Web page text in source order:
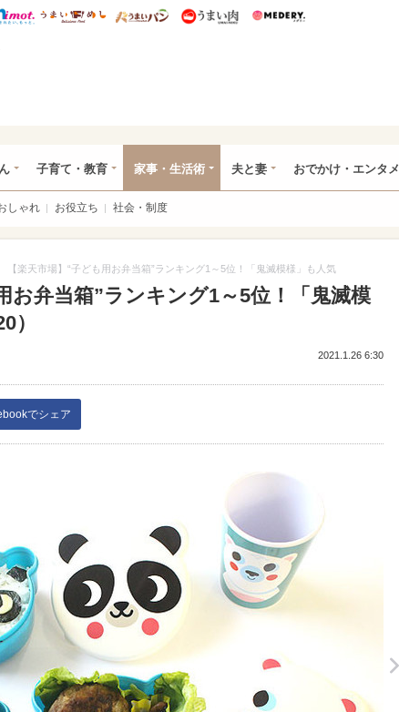
ぴあ総研 ディズニー特集
mimot. うまいめし うまいパン うまい肉
子育て・教育 家事・生活術 夫と妻 おでかけ・エンタメ
しゃれ お役立ち 社会・制度
【楽天市場】“子ども用お弁当箱”ランキング1～5位！「鬼滅模様」も人気
お弁当箱”ランキング1～5位！「鬼滅模
）
2021.1.26 6:30
でシェア